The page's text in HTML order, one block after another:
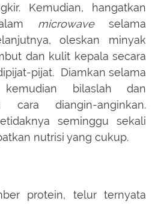
Kemudian, hangatkan
microwave selama
oleskan minyak
dan kulit kepala secara
pijat. Diamkan selama
bilaslah dan
cara diangin-anginkan.
seminggu sekali
nutrisi yang cukup.
protein, telur ternyata